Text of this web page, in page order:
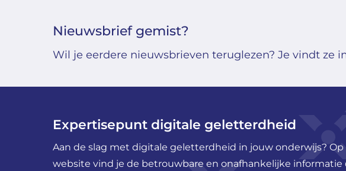
Nieuwsbrief gemist?
Wil je eerdere nieuwsbrieven teruglezen? Je vindt ze
Expertisepunt digitale geletterdheid
Aan de slag met digitale geletterdheid in jouw onderwijs? Op
website vind je de betrouwbare en onafhankelijke informatie